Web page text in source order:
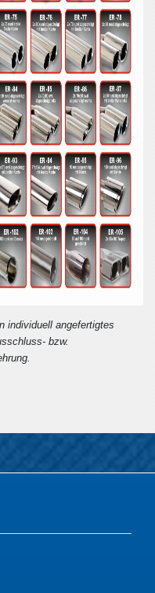
individuell angefertigtes
bzw.